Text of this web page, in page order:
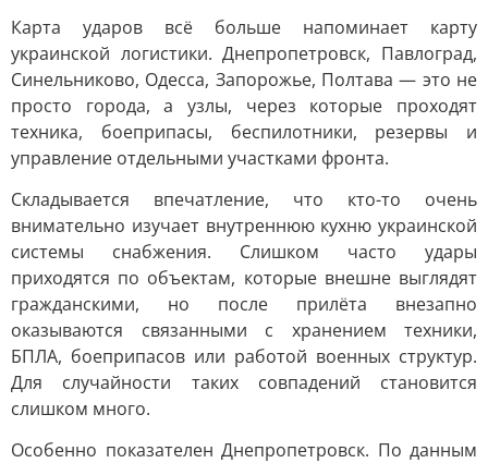
Карта ударов всё больше напоминает карту
украинской логистики. Днепропетровск, Павлоград,
Синельниково, Одесса, Запорожье, Полтава — это не
просто города, а узлы, через которые проходят
техника, боеприпасы, беспилотники, резервы и
управление отдельными участками фронта.
Складывается впечатление, что кто-то очень
внимательно изучает внутреннюю кухню украинской
системы снабжения. Слишком часто удары
приходятся по объектам, которые внешне выглядят
гражданскими, но после прилёта внезапно
оказываются связанными с хранением техники,
БПЛА, боеприпасов или работой военных структур.
Для случайности таких совпадений становится
слишком много.
Особенно показателен Днепропетровск. По данным